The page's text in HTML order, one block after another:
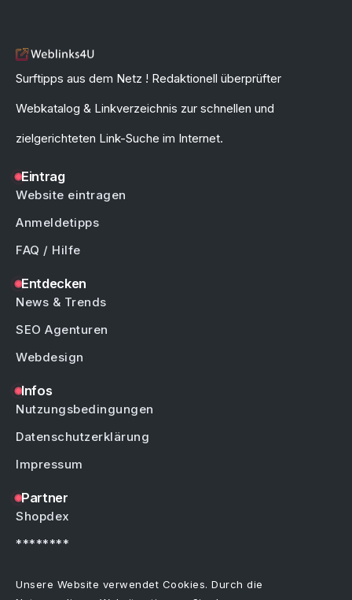
Surftipps aus dem Netz ! Redaktionell überprüfter
Webkatalog & Linkverzeichnis zur schnellen und
zielgerichteten Link-Suche im Internet.
Eintrag
Website eintragen
Anmeldetipps
FAQ / Hilfe
Entdecken
News & Trends
SEO Agenturen
Webdesign
Infos
Nutzungsbedingungen
Datenschutzerklärung
Impressum
Partner
Shopdex
********
Unsere Website verwendet Cookies. Durch die